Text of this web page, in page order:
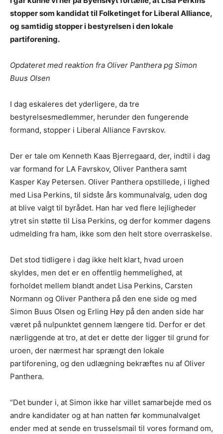
stopper som kandidat til Folketinget for Liberal Alliance,
og samtidig stopper i bestyrelsen i den lokale
partiforening.
Opdateret med reaktion fra Oliver Panthera pg Simon
Buus Olsen
I dag eskaleres det yderligere, da tre
bestyrelsesmedlemmer, herunder den fungerende
formand, stopper i Liberal Alliance Favrskov.
Der er tale om Kenneth Kaas Bjerregaard, der, indtil i dag
var formand for LA Favrskov, Oliver Panthera samt
Kasper Kay Petersen. Oliver Panthera opstillede, i lighed
med Lisa Perkins, til sidste års kommunalvalg, uden dog
at blive valgt til byrådet. Han har ved flere lejligheder
ytret sin støtte til Lisa Perkins, og derfor kommer dagens
udmelding fra ham, ikke som den helt store overraskelse.
Det stod tidligere i dag ikke helt klart, hvad uroen
skyldes, men det er en offentlig hemmelighed, at
forholdet mellem blandt andet Lisa Perkins, Carsten
Normann og Oliver Panthera på den ene side og med
Simon Buus Olsen og Erling Høy på den anden side har
været på nulpunktet gennem længere tid. Derfor er det
nærliggende at tro, at det er dette der ligger til grund for
uroen, der nærmest har sprængt den lokale
partiforening, og den udlægning bekræftes nu af Oliver
Panthera.
“Det bunder i, at Simon ikke har villet samarbejde med os
andre kandidater og at han natten før kommunalvalget
ender med at sende en trusselsmail til vores formand om,